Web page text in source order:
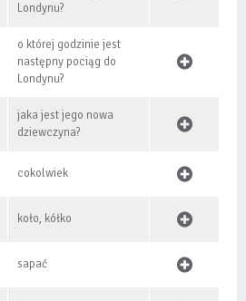
Londynu?
o której godzinie jest
następny pociąg do
Londynu?
jaka jest jego nowa
dziewczyna?
cokolwiek
koło, kółko
sapać